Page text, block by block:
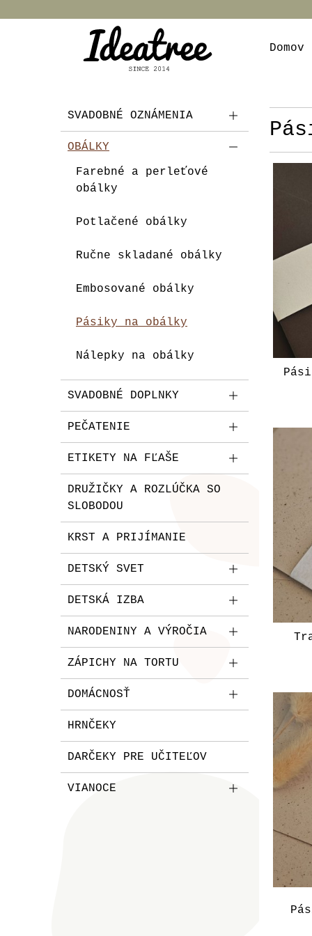
Domov
SVADOBNÉ OZNÁMENIA
OBÁLKY
Farebné a perleťové
obálky
Potlačené obálky
Ručne skladané obálky
Embosované obálky
Pásiky na obálky
Nálepky na obálky
SVADOBNÉ DOPLNKY
PEČATENIE
ETIKETY NA FĽAŠE
DRUŽIČKY A ROZLÚČKA SO
SLOBODOU
KRST A PRIJÍMANIE
DETSKÝ SVET
DETSKÁ IZBA
NARODENINY A VÝROČIA
ZÁPICHY NA TORTU
DOMÁCNOSŤ
HRNČEKY
DARČEKY PRE UČITEĽOV
VIANOCE